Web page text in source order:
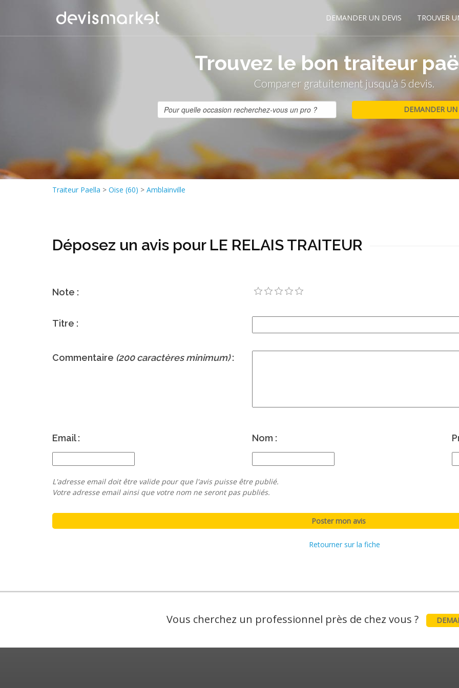
DEMANDER UN DEVIS TROUVER
Trouvez le bon traiteur
Comparer gratuitement jusqu'à 5 devis.
Traiteur Paella > Oise (60) > Amblainville
Déposez un avis pour LE RELAIS TRAITEUR
Note :
Titre :
Commentaire (200 caractères minimum):
Email : Nom :
L'adresse email doit être valide pour que l'avis puisse être publié.
Votre adresse email ainsi que votre nom ne seront pas publiés.
Retourner sur la fiche
Vous cherchez un professionnel près de chez vous ?